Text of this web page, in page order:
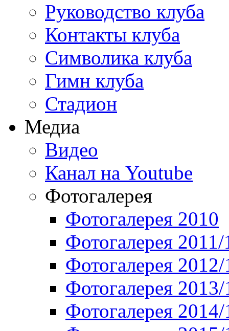
Руководство клуба
Контакты клуба
Символика клуба
Гимн клуба
Стадион
Медиа
Видео
Канал на Youtube
Фотогалерея
Фотогалерея 2010
Фотогалерея 2011/
Фотогалерея
Фотогалерея
Фотогалерея